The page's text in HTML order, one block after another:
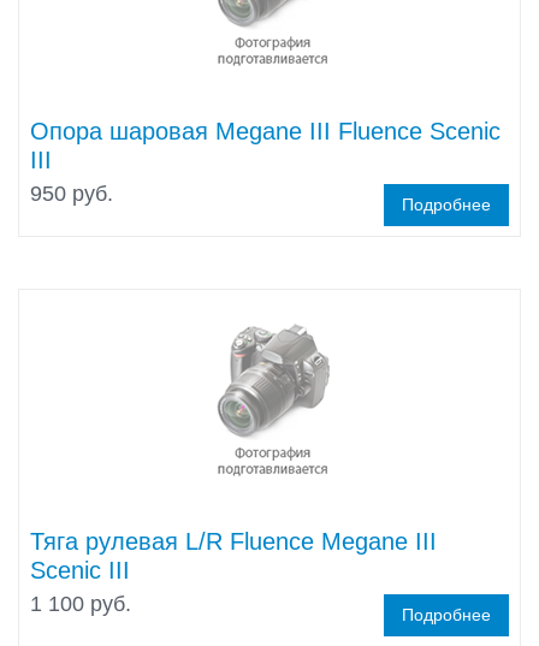
Опора шаровая Megane III Fluence Scenic
III
950 руб. Подробнее
Тяга рулевая L/R Fluence Megane III
Scenic III
1 100 руб. Подробнее